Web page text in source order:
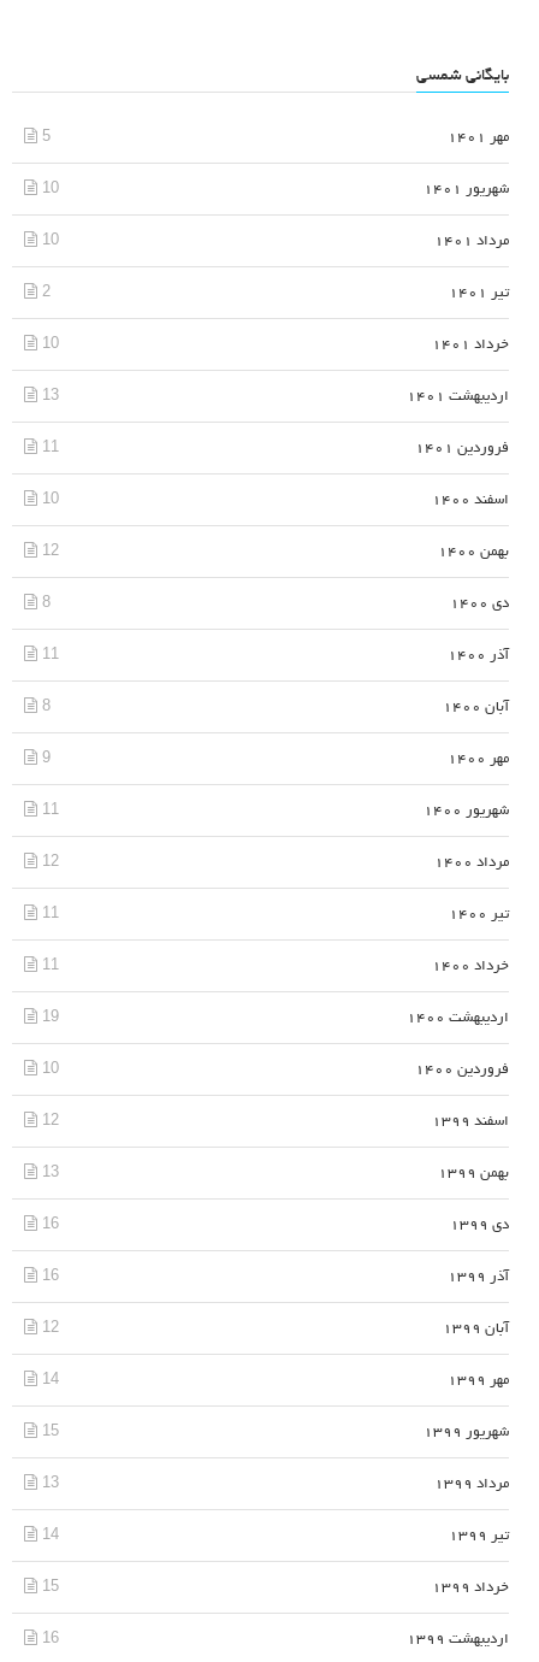
بایگانی شمسی
مهر 1401 5
شهریور 1401 10
مرداد 1401 10
تیر 1401 2
خرداد 1401 10
اردیبهشت 1401 13
فروردین 1401 11
اسفند 1400 10
بهمن 1400 12
دی 1400 8
آذر 1400 11
آبان 1400 8
مهر 1400 9
شهریور 1400 11
مرداد 1400 12
تیر 1400 11
خرداد 1400 11
اردیبهشت 1400 19
فروردین 1400 10
اسفند 1399 12
بهمن 1399 13
دی 1399 16
آذر 1399 16
آبان 1399 12
مهر 1399 14
شهریور 1399 15
مرداد 1399 13
تیر 1399 14
خرداد 1399 15
اردیبهشت 1399 16